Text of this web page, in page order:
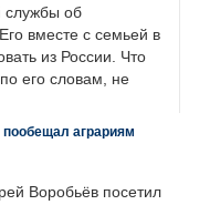
службы об
вместе с семьей в
из России. Что
его словам, не
аграриям
Воробьёв посетил